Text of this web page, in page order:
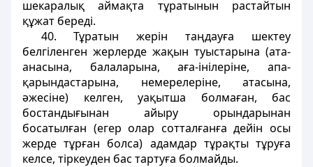
шекаралық аймақта тұратынын растайтын
құжат береді.
40. Тұратын жерін таңдауға шектеу
белгіленген жерлерде жақын туыстарына (ата-
анасына, балаларына, аға-інілеріне, апа-
қарындастарына, немерелеріне, атасына,
әжесіне) келген, уақытша болмаған, бас
бостандығынан айыру орындарынан
босатылған (егер олар сотталғанға дейін осы
жерде тұрған болса) адамдар тұрақты тұруға
келсе, тіркеуден бас тартуға болмайды.